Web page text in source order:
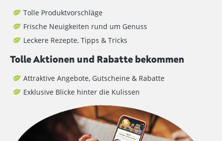
Tolle Produktvorschläge
Frische Neuigkeiten rund um Genuss
Leckere Rezepte, Tipps & Tricks
Tolle Aktionen und Rabatte bekommen
Attraktive Angebote, Gutscheine & Rabatte
Exklusive Blicke hinter die Kulissen